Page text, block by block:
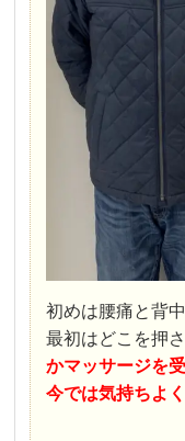
初めは腰痛と背
最初はどこを押
かマッサージを
今では気持ちよ